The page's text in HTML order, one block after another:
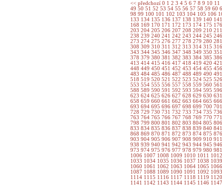
<< předchozí 0 1 2 3 4 5 6 7 8 9 10 11
49 50 51 52 53 54 55 56 57 58 59 60
98 99 100 101 102 103 104 105 106
133 134 135 136 137 138 139 140
168 169 170 171 172 173 174 175
203 204 205 206 207 208 209 210
238 239 240 241 242 243 244 245
273 274 275 276 277 278 279 280
308 309 310 311 312 313 314 315
343 344 345 346 347 348 349 350
378 379 380 381 382 383 384 385
413 414 415 416 417 418 419 420
448 449 450 451 452 453 454 455
483 484 485 486 487 488 489 490
518 519 520 521 522 523 524 525
553 554 555 556 557 558 559 560
588 589 590 591 592 593 594 595
623 624 625 626 627 628 629 630
658 659 660 661 662 663 664 665
693 694 695 696 697 698 699 700
728 729 730 731 732 733 734 735
763 764 765 766 767 768 769 770
798 799 800 801 802 803 804 805
833 834 835 836 837 838 839 840
868 869 870 871 872 873 874 875
903 904 905 906 907 908 909 910
938 939 940 941 942 943 944 945
973 974 975 976 977 978 979 980
1006 1007 1008 1009 1010 1011
1033 1034 1035 1036 1037 1038
1060 1061 1062 1063 1064 1065
1087 1088 1089 1090 1091 1092
1114 1115 1116 1117 1118 1119
1141 1142 1143 1144 1145 1146